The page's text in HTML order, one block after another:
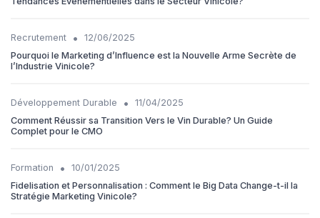
Recrutement •
12/06/2025
Pourquoi le Marketing d’Influence est la Nouvelle Arme Secrète de
l’Industrie Vinicole?
Développement Durable •
11/04/2025
Comment Réussir sa Transition Vers le Vin Durable? Un Guide
Complet pour le CMO
Formation •
10/01/2025
Fidelisation et Personnalisation : Comment le Big Data Change-t-il la
Stratégie Marketing Vinicole?